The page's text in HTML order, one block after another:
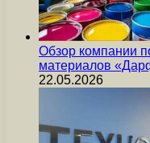
Обзор компании
материалов
22.05.2026